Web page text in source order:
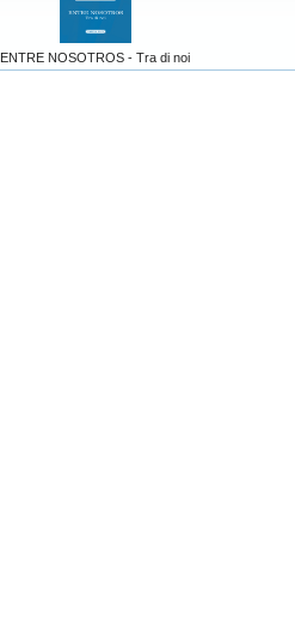
ENTRE NOSOTROS - Tra di noi